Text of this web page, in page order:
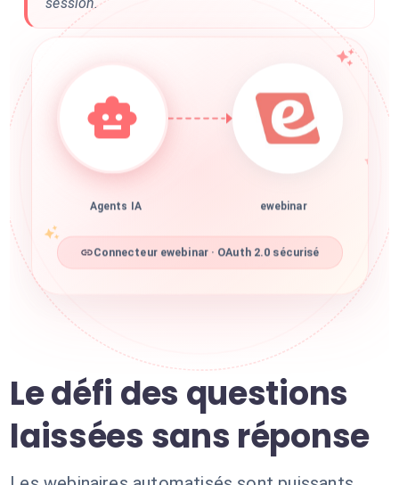
Agents IA ewebinar
Connecteur ewebinar · OAuth 2.0 sécurisé
Le défi des questions
laissées sans réponse